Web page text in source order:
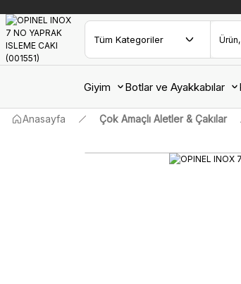
Giyim Botlar ve Ayakkabılar
Anasayfa Çok Amaçlı Aletler & Çakılar